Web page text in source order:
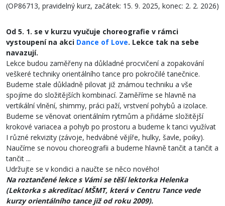
(OP86713, pravidelný kurz, začátek: 15. 9. 2025, konec: 2. 2. 2026)
Od 5. 1. se v kurzu vyučuje choreografie v rámci
vystoupení na akci Dance of Love. Lekce tak na sebe
navazují.
Lekce budou zaměřeny na důkladné procvičení a zopakování
veškeré techniky orientálního tance pro pokročilé tanečnice.
Budeme stale důkladně pilovat již známou techniku a vše
spojíme do složitějších kombinací. Zaměříme se hlavně na
vertikální vlnění, shimmy, práci paží, vrstvení pohybů a izolace.
Budeme se věnovat orientálním rytmům a přidáme složitější
krokové variacea a pohyb po prostoru a budeme k tanci využívat
I různé rekvizity (závoje, hedvábné vějíře, hulky, šavle, poiky).
Naučíme se novou choreografii a budeme hlavně tančit a tančit a
tančit ...
Udržujte se v kondici a naučte se něco nového!
Na roztančené lekce s Vámi se těší lektorka Helenka
(Lektorka s akreditací MŠMT, která v Centru Tance vede
kurzy orientálního tance již od roku 2009).